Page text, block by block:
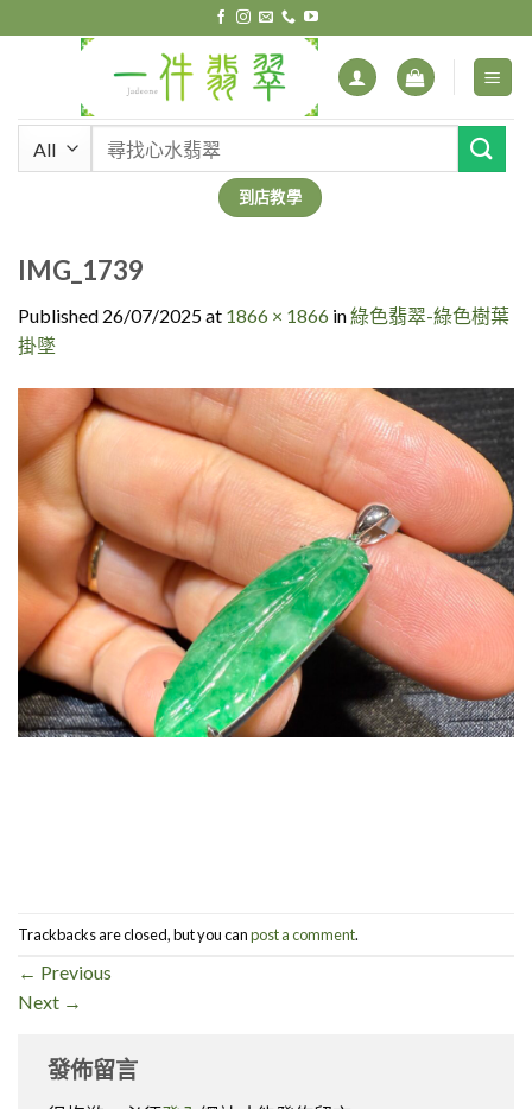
to
到店教學
IMG_1739
Published 26/07/2025at 1866 × 1866 in綠色翡翠-綠色樹葉
掛墜
Trackbacks are closed, but you canpost a comment.
← Previous
Next →
發佈留言